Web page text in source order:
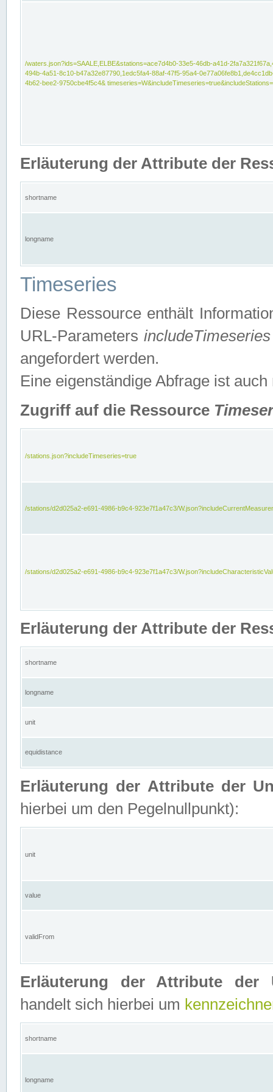
/waters.json?ids=SAALE,ELBE&stations=ace7d4b0-33e5-46db-a41d-
494b-4a51-8c10-b47a32e87790,1edc5fa4-88af-47f5-95a4-
4b62-bee2-9750cbe4f5c4&
Erläuterung der Attribute der
shortname
longname
Timeseries
Diese Ressource enthält
URL-ParametersincludeTimeseries
angefordert werden.
Eine eigenständige Abfrage ist auch
Zugriff auf die Ressource
/stations.json?includeTimeseries=true
/stations/d2d025a2-e691-4986-b9c4-923e7f1a47c3/
/stations/d2d025a2-e691-4986-b9c4-923e7f1a47c3/
Erläuterung der Attribute der
shortname
longname
unit
equidistance
Erläuterung der Attribute der
hierbei um den Pegelnullpunkt):
unit
value
validFrom
Erläuterung der Attribute der
handelt sich hierbei um
shortname
longname